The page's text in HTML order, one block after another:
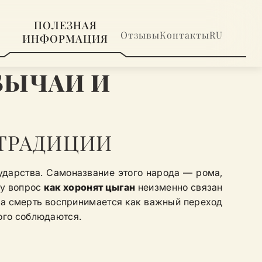
ПОЛЕЗНАЯ
ИНФОРМАЦИЯ
ОтзывыКонтактыRU
И
Самоназвание этого народа — рома,
вопрос как хоронят цыган неизменно связан
смерть воспринимается как важный переход
соблюдаются.